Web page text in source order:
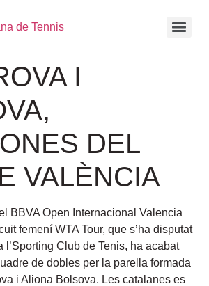
I
DEL
VALÈNCIA
BBVA Open Internacional Valencia
femení WTA Tour, que s’ha disputat
l’Sporting Club de Tenis, ha acabat
de dobles per la parella formada
i Aliona Bolsova. Les catalanes es